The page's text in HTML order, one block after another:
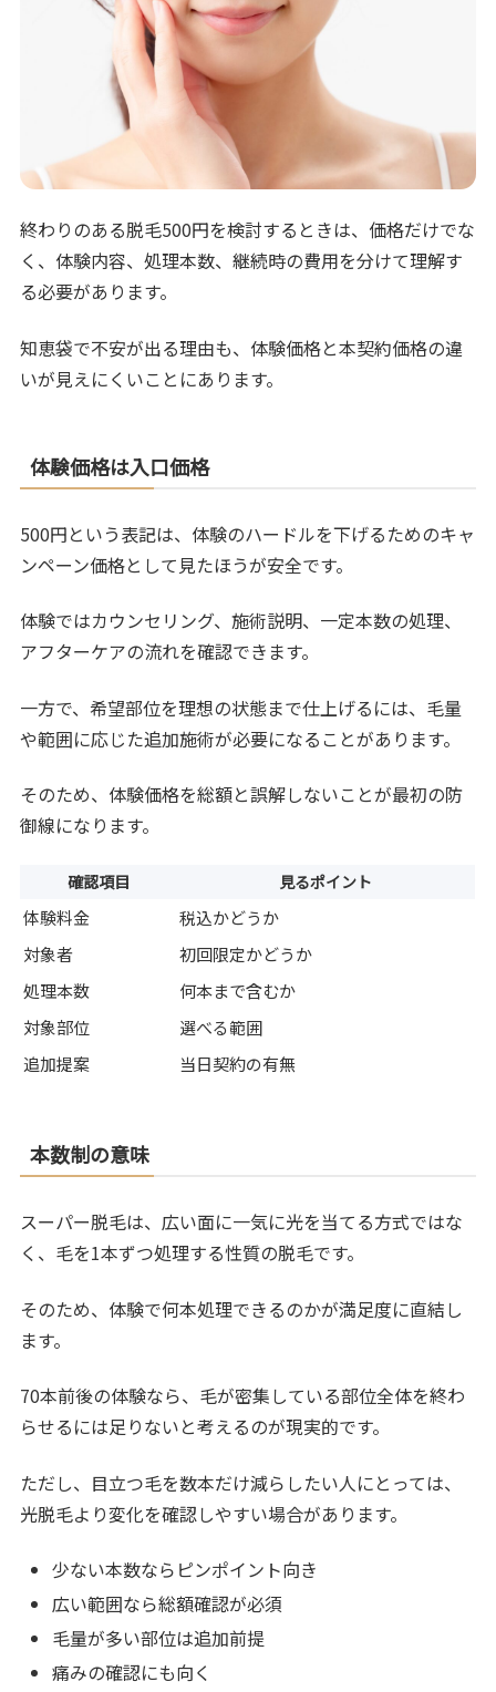
終わりのある脱毛500円を検討するときは、価格だけでな
く、体験内容、処理本数、継続時の費用を分けて理解す
る必要があります。
知恵袋で不安が出る理由も、体験価格と本契約価格の違
いが見えにくいことにあります。
体験価格は入口価格
500円という表記は、体験のハードルを下げるためのキャ
ンペーン価格として見たほうが安全です。
体験ではカウンセリング、施術説明、一定本数の処理、
アフターケアの流れを確認できます。
一方で、希望部位を理想の状態まで仕上げるには、毛量
や範囲に応じた追加施術が必要になることがあります。
そのため、体験価格を総額と誤解しないことが最初の防
御線になります。
確認項目 見るポイント
体験料金
税込かどうか
対象者
初回限定かどうか
処理本数
何本まで含むか
対象部位
選べる範囲
追加提案
当日契約の有無
本数制の意味
スーパー脱毛は、広い面に一気に光を当てる方式ではな
く、毛を1本ずつ処理する性質の脱毛です。
そのため、体験で何本処理できるのかが満足度に直結し
ます。
70本前後の体験なら、毛が密集している部位全体を終わ
らせるには足りないと考えるのが現実的です。
ただし、目立つ毛を数本だけ減らしたい人にとっては、
光脱毛より変化を確認しやすい場合があります。
少ない本数ならピンポイント向き
広い範囲なら総額確認が必須
毛量が多い部位は追加前提
痛みの確認にも向く